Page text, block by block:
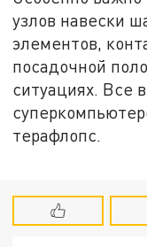
узлов навески
элементов,
посадочной
ситуациях. Все
терафлопс.